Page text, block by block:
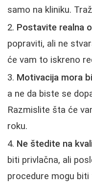
samo na kliniku.
Postavite realna
popraviti, ali ne
će vam to iskreno
Motivacija mora
a ne da biste se
Razmislite šta će
roku.
Ne štedite na
biti privlačna, ali
procedure mogu